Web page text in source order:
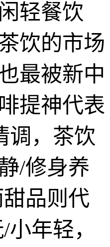
轻餐饮
饮的市场
最被新中
提神代表
调，茶饮
/修身养
品则代
年轻，